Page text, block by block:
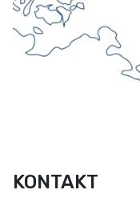
KONTAKT